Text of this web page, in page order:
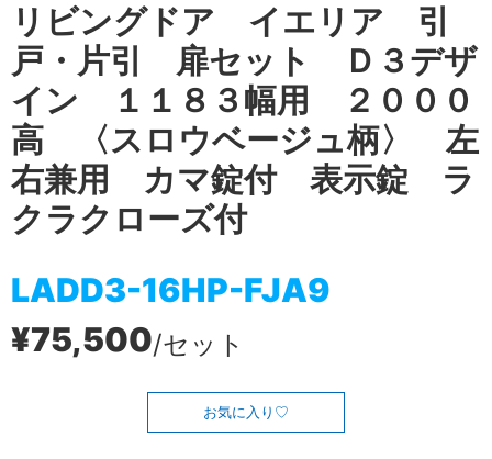
リビングドア イエリア 引
戸・片引 扉セット Ｄ３デザ
イン １１８３幅用 ２０００
高 〈スロウベージュ柄〉 左
右兼用 カマ錠付 表示錠 ラ
クラクローズ付
LADD3-16HP-FJA9
¥75,500/セット
お気に入り